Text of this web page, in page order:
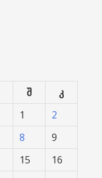
შ
კ
1
2
8
9
15
16